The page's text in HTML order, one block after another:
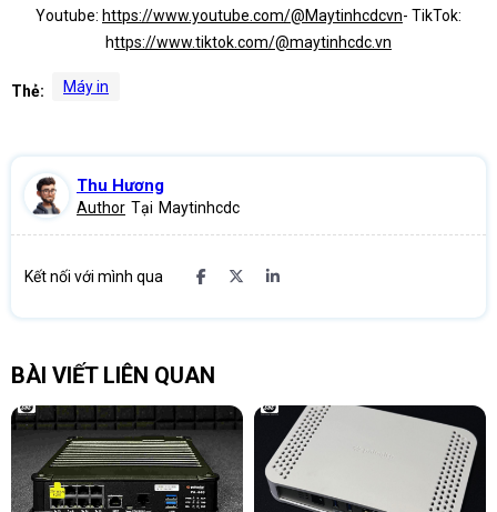
Youtube: https://www.youtube.com/@Maytinhcdcvn- TikTok:
https://www.tiktok.com/@maytinhcdc.vn
Thẻ: Máy in
Thu Hương
Author Tại Maytinhcdc
Kết nối với mình qua
BÀI VIẾT LIÊN QUAN